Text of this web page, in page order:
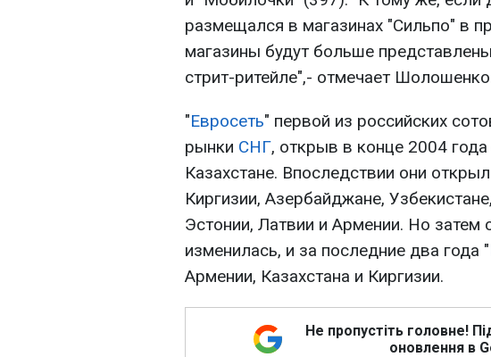
размещался в магазинах "Сильпо" в
магазины будут больше
стрит-ритейле",- отмечает
"Евросеть" первой из российских
рынки СНГ, открыв в конце 2004
Казахстане. Впоследствии они
Киргизии, Азербайджане,
Эстонии, Латвии и Армении. Но затем
изменилась, и за последние два года "
Армении, Казахстана и Киргизии.
Не пропустіть головне!
оновлення в